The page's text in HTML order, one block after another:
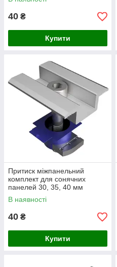
40 ₴
Купити
Притиск міжпанельний
комплект для сонячних
панелей 30, 35, 40 мм
В наявності
40 ₴
Купити